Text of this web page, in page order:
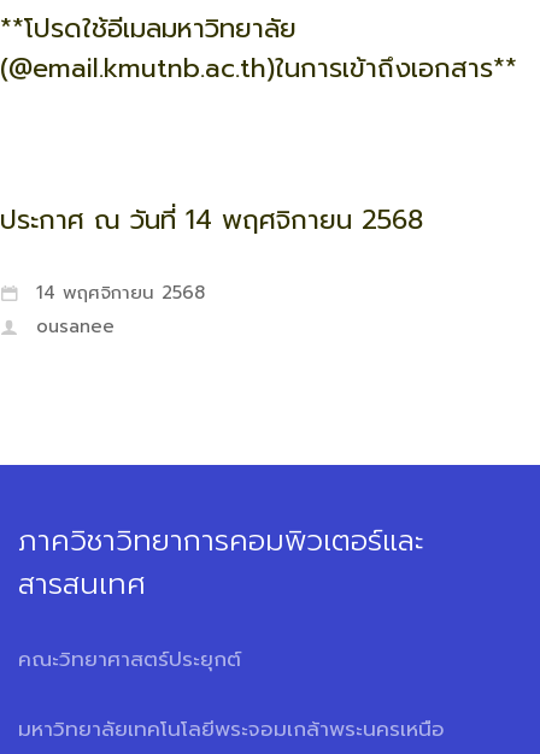
**โปรดใช้อีเมลมหาวิทยาลัย
(@email.kmutnb.ac.th)ในการเข้าถึงเอกสาร**
ประกาศ ณ วันที่ 14 พฤศจิกายน 2568
14 พฤศจิกายน 2568
ousanee
ภาควิชาวิทยาการคอมพิวเตอร์และ
สารสนเทศ
คณะวิทยาศาสตร์ประยุกต์
มหาวิทยาลัยเทคโนโลยีพระจอมเกล้าพระนครเหนือ